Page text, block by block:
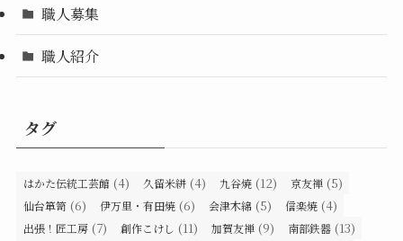
職人募集
職人紹介
タグ
はかた伝統工芸館 (4) 久留米絣 (4) 九谷焼 (12) 京友禅 (5)
仙台箪笥 (6) 伊万里・有田焼 (6) 会津木綿 (5) 信楽焼 (4)
出張！匠工房 (7) 創作こけし (11) 加賀友禅 (9) 南部鉄器 (13)